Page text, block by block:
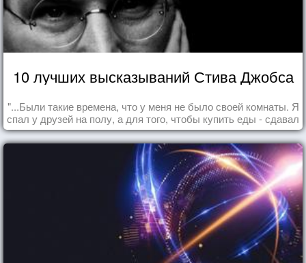
10 лучших высказываний Стива Джобса
"...Были такие времена, что у меня не было своей комнаты. Я
спал у друзей на полу, а для того, чтобы купить еды - сдавал
бутылки из под кока-колы"